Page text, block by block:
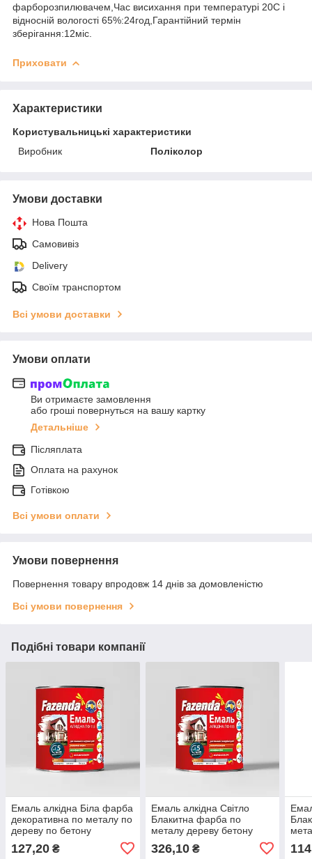
фарборозпилювачем,Час висихання при температурі 20С і
відносній вологості 65%:24год,Гарантійний термін
зберігання:12міс.
Приховати
Характеристики
Користувальницькі характеристики
Виробник
Поліколор
Умови доставки
Нова Пошта
Самовивіз
Delivery
Своїм транспортом
Всі умови доставки
Умови оплати
Ви отримаєте замовлення
або гроші повернуться на вашу картку
Детальніше
Післяплата
Оплата на рахунок
Готівкою
Всі умови оплати
Умови повернення
Повернення товару впродовж 14 днів за домовленістю
Всі умови повернення
Подібні товари компанії
Емаль алкідна Біла фарба
декоративна по металу по
дереву по бетону
115 F [0.9 кг]
127,20 ₴
Емаль алкідна Світло
Блакитна фарба по
металу дереву бетону
115 F [2.8 кг]
326,10₴
115